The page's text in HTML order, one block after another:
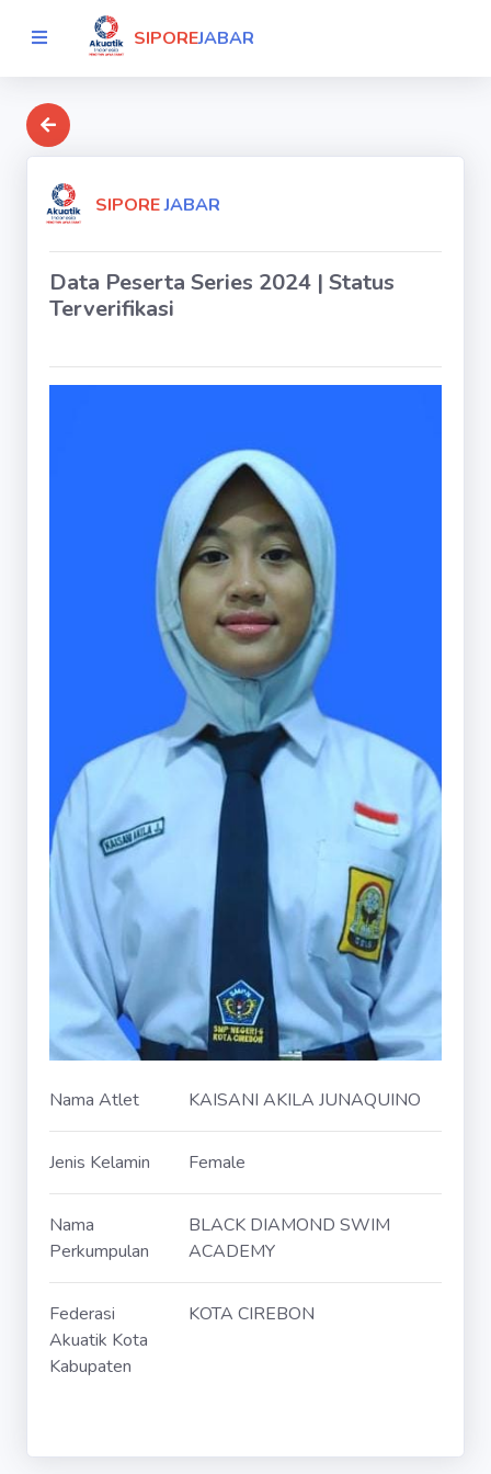
SIPOREJABAR
SIPOREJABAR
Data Peserta Series 2024 | Status
Terverifikasi
Nama Atlet KAISANI AKILA JUNAQUINO
Jenis Kelamin Female
Nama
Perkumpulan
BLACK DIAMOND SWIM
ACADEMY
Federasi
Akuatik Kota
Kabupaten
KOTA CIREBON